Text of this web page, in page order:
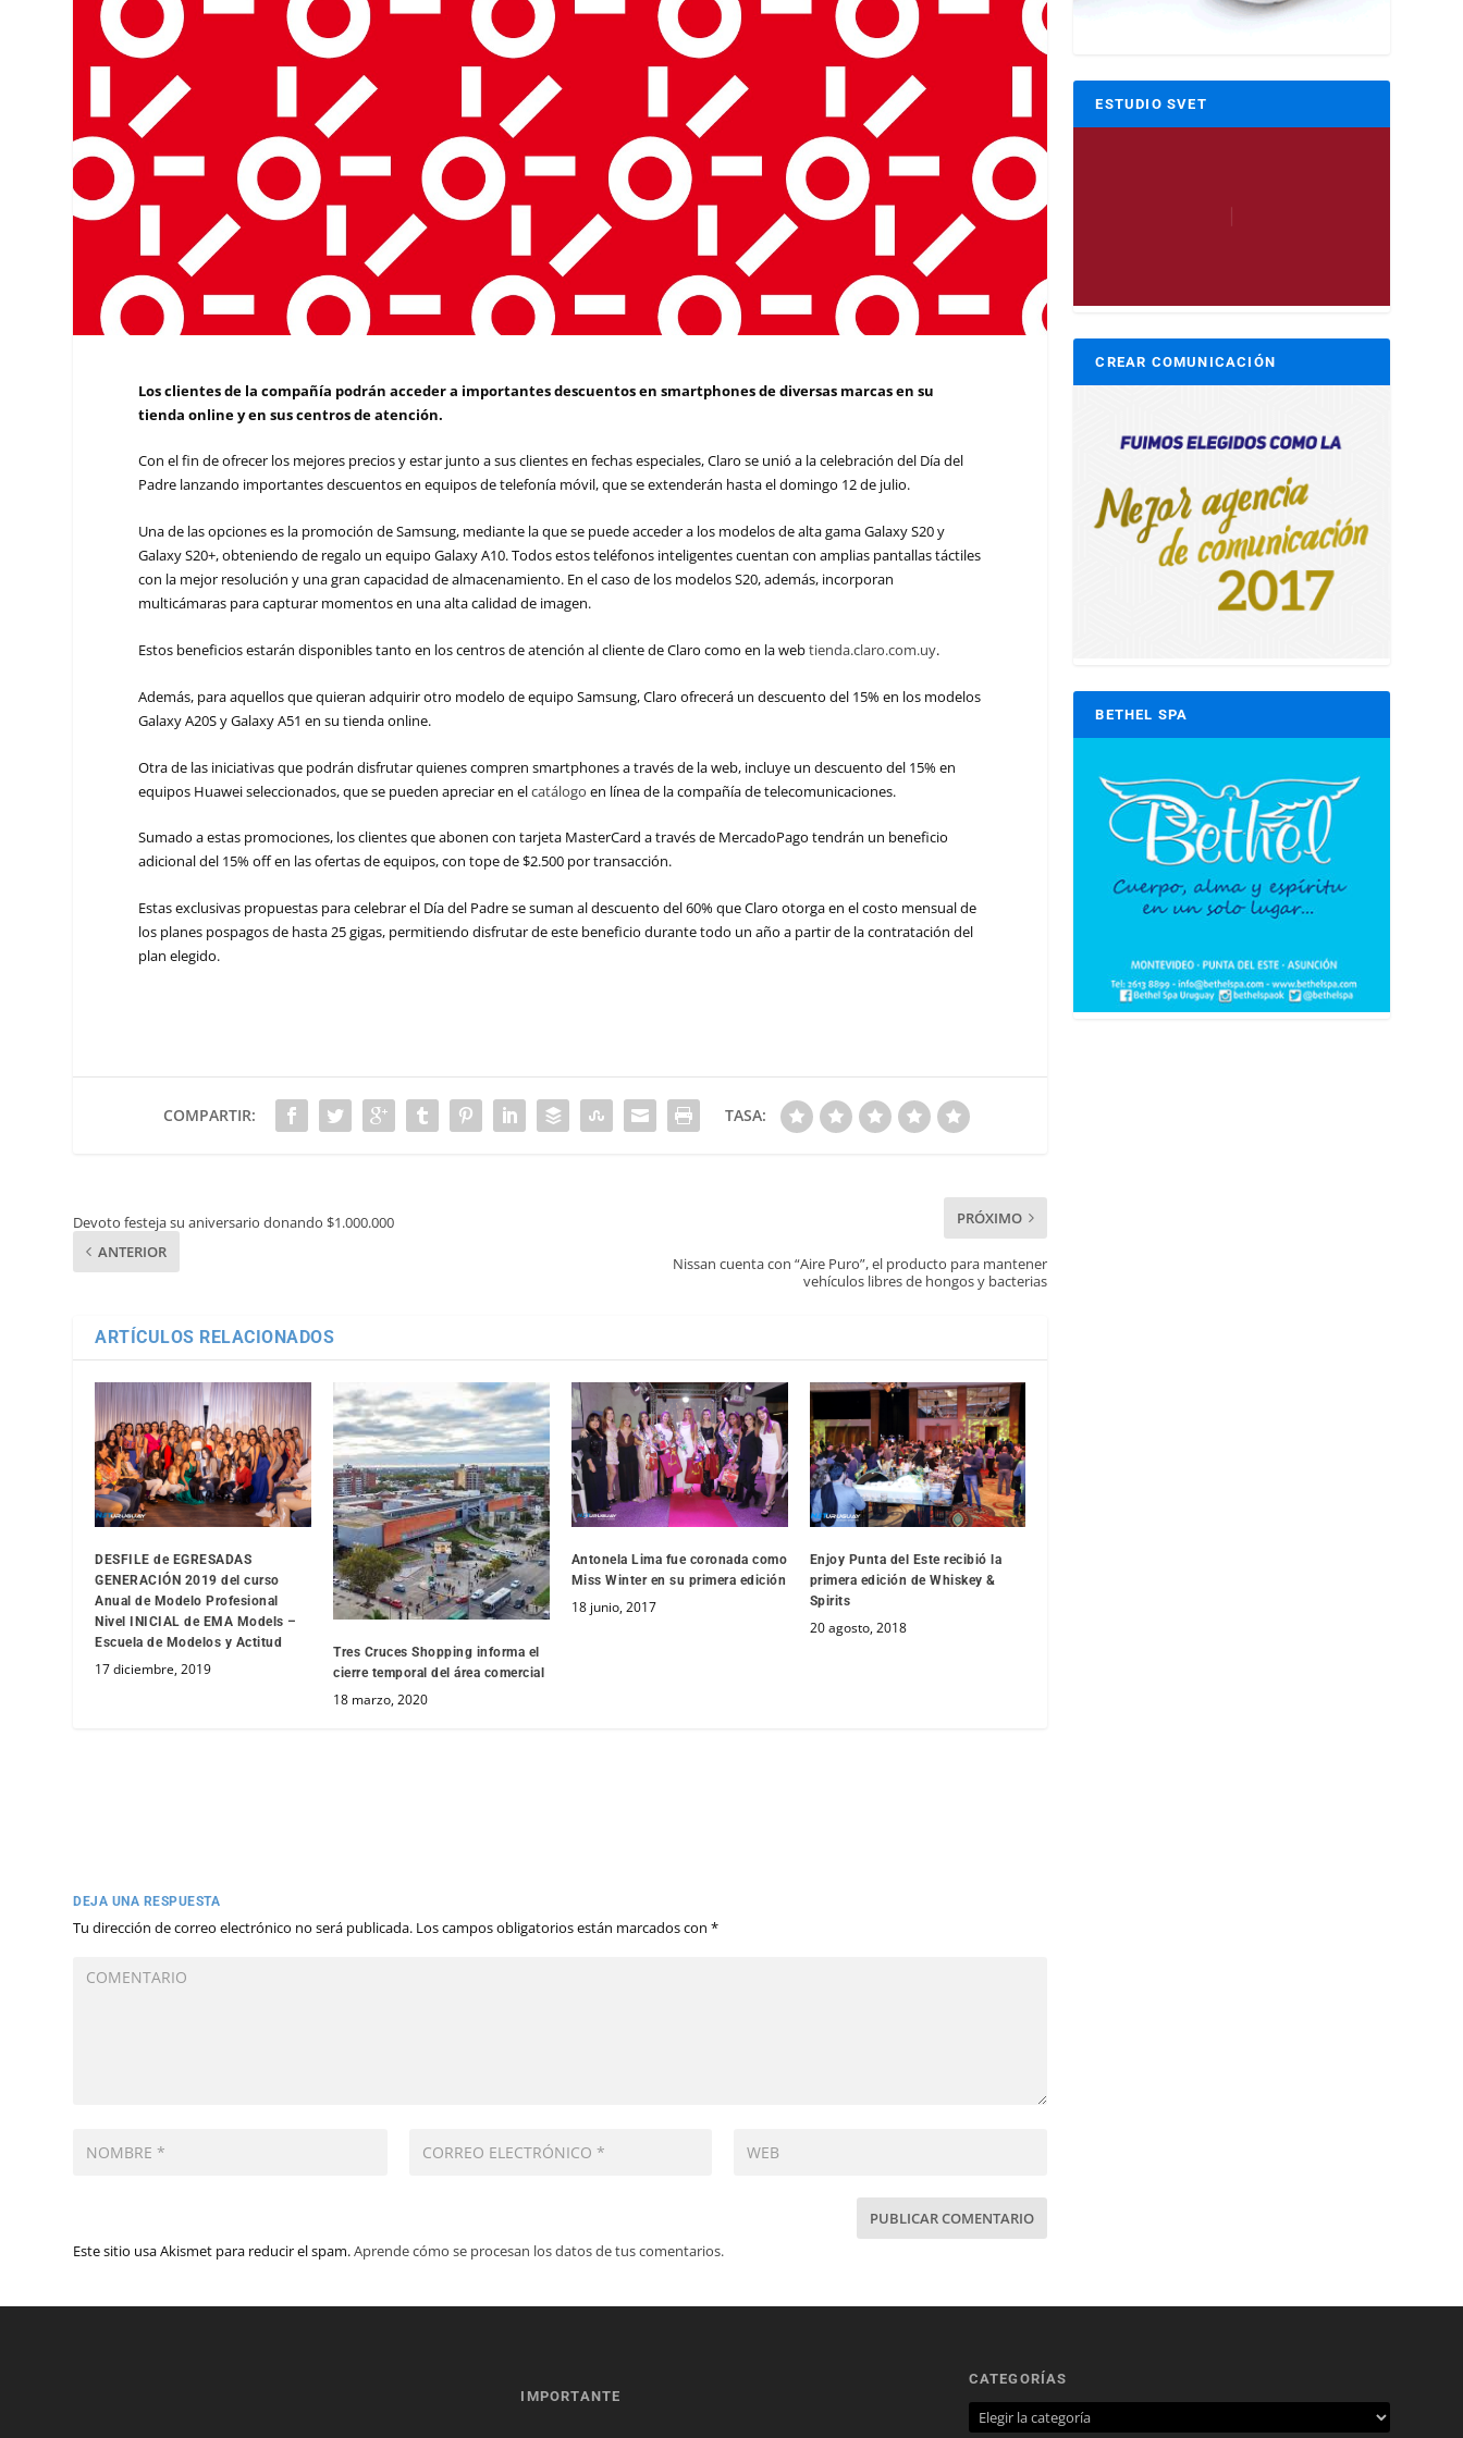
Los clientes de la compañía podrán acceder a importantes descuentos en smartphones de diversas marcas en su
tienda online y en sus centros de atención.
Con el fin de ofrecer los mejores precios y estar junto a sus clientes en fechas especiales, Claro se unió a la celebración del Día del
Padre lanzando importantes descuentos en equipos de telefonía móvil, que se extenderán hasta el domingo 12 de julio.
Una de las opciones es la promoción de Samsung, mediante la que se puede acceder a los modelos de alta gama Galaxy S20 y
Galaxy S20+, obteniendo de regalo un equipo Galaxy A10. Todos estos teléfonos inteligentes cuentan con amplias pantallas táctiles
con la mejor resolución y una gran capacidad de almacenamiento. En el caso de los modelos S20, además, incorporan
multicámaras para capturar momentos en una alta calidad de imagen.
Estos beneficios estarán disponibles tanto en los centros de atención al cliente de Claro como en la webtienda.claro.com.uy.
Además, para aquellos que quieran adquirir otro modelo de equipo Samsung, Claro ofrecerá un descuento del 15% en los modelos
Galaxy A20S y Galaxy A51 en su tienda online.
Otra de las iniciativas que podrán disfrutar quienes compren smartphones a través de la web, incluye un descuento del 15% en
equipos Huawei seleccionados, que se pueden apreciar en elcatálogo en línea de la compañía de telecomunicaciones.
Sumado a estas promociones, los clientes que abonen con tarjeta MasterCard a través de MercadoPago tendrán un beneficio
adicional del 15% off en las ofertas de equipos, con tope de $2.500 por transacción.
Estas exclusivas propuestas para celebrar el Día del Padre se suman al descuento del 60% que Claro otorga en el costo mensual de
los planes pospagos de hasta 25 gigas, permitiendo disfrutar de este beneficio durante todo un año a partir de la contratación del
plan elegido.
COMPARTIR: TASA:
Devoto festeja su aniversario donando $1.000.000
ANTERIOR
PRÓXIMO
Nissan cuenta con “Aire Puro”, el producto para mantener
vehículos libres de hongos y bacterias
ARTÍCULOS RELACIONADOS
DESFILE de EGRESADAS
GENERACIÓN 2019 del curso
Anual de Modelo Profesional
Nivel INICIAL de EMA Models –
Escuela de Modelos y Actitud
17 diciembre, 2019
Tres Cruces Shopping informa el
cierre temporal del área comercial
18 marzo, 2020
Antonela Lima fue coronada como
Miss Winter en su primera edición
18 junio, 2017
Enjoy Punta del Este recibió la
primera edición de Whiskey &
Spirits
20 agosto, 2018
DEJA UNA RESPUESTA
Tu dirección de correo electrónico no será publicada. Los campos obligatorios están marcados con*
Este sitio usa Akismet para reducir el spam.Aprende cómo se procesan los datos de tus comentarios.
ESTUDIO SVET
CREAR COMUNICACIÓN
BETHEL SPA
IMPORTANTE
CATEGORÍAS